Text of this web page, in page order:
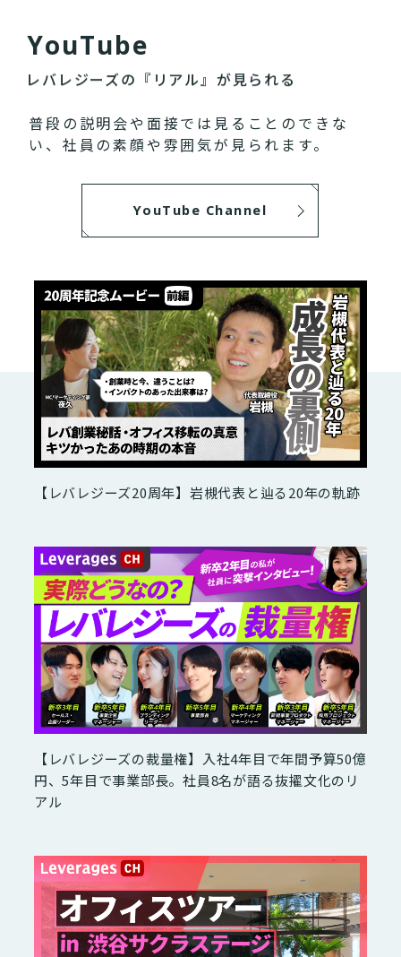
YouTube
レバレジーズの『リアル』が見られる
普段の説明会や面接では見ることのできな
い、社員の素顔や雰囲気が見られます。
YouTube Channel
【レバレジーズ20周年】岩槻代表と辿る20年の軌跡
【レバレジーズの裁量権】入社4年目で年間予算50億
円、5年目で事業部長。社員8名が語る抜擢文化のリ
アル